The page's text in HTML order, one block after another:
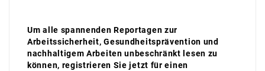
Um alle spannenden Reportagen zur
Arbeitssicherheit, Gesundheitsprävention und
nachhaltigem Arbeiten unbeschränkt lesen zu
können, registrieren Sie jetzt für einen